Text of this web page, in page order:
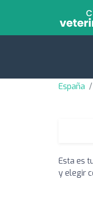
España
Esta es
y elegir